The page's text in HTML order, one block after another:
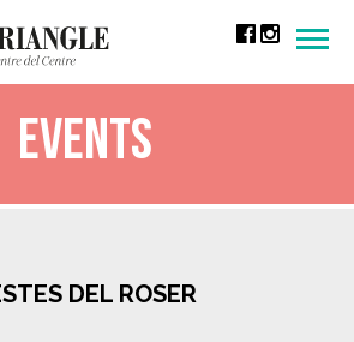
Events
DEL ROSER